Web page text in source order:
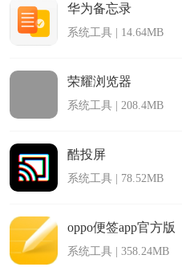
华为备忘录
系统工具 | 14.64MB
荣耀浏览器
系统工具 | 208.4MB
酷投屏
系统工具 | 78.52MB
oppo便签app官方版
系统工具 | 358.24MB